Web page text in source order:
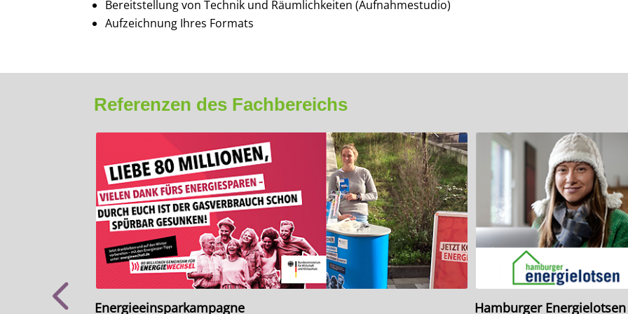
Bereitstellung von Technik und Räumlichkeiten (Aufnahmestudio)
Aufzeichnung Ihres Formats
Referenzen des Fachbereichs
Energieeinsparkampagne Hamburger Energielotsen